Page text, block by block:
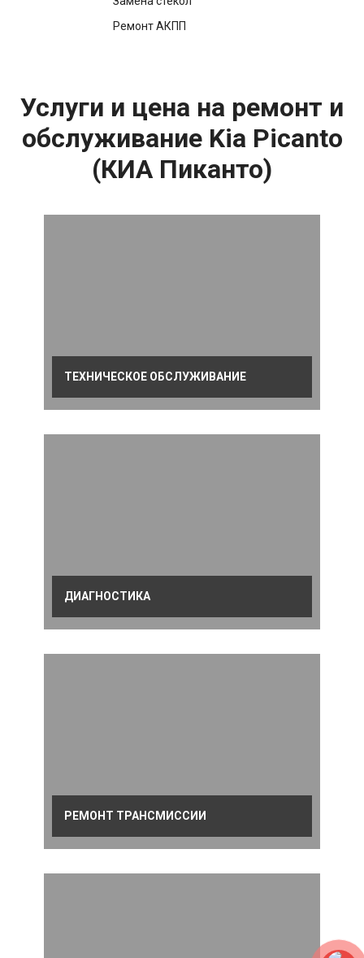
Ремонт АКПП
Услуги и цена на ремонт и
обслуживание Kia Picanto
(КИА Пиканто)
ТЕХНИЧЕСКОЕ ОБСЛУЖИВАНИЕ
ДИАГНОСТИКА
РЕМОНТ ТРАНСМИССИИ